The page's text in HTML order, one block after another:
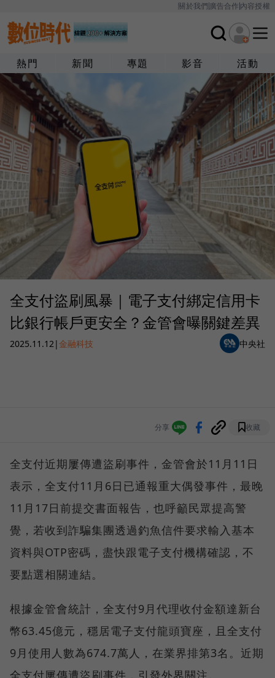
關於我們廣告合作內容授權
熱門 新聞 專題 影音 活動
全支付盜刷風暴｜電子支付綁定信用卡
比銀行帳戶更安全？金管會曝關鍵差異
2025.11.12 |金融科技 中央社
分享 收藏
全支付近期屢傳遭盜刷事件，金管會於11月11日
表示，全支付11月6日已通報重大偶發事件，最晚
11月17日前提交書面報告，也呼籲民眾提高警
覺，若收到詐騙集團透過釣魚信件要求輸入基本
資料與OTP密碼，盡快跟電子支付機構確認，不
要點選相關連結。
根據金管會統計，全支付9月代理收付金額達新台
幣63.45億元，穩居電子支付龍頭寶座，且全支付
9月使用人數為674.7萬人，在業界排第3名。近期
全支付屢傳遭盜刷事件，引發外界關注。